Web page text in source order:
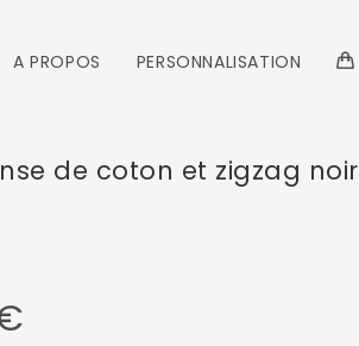
A PROPOS PERSONNALISATION
de coton et zigzag noir